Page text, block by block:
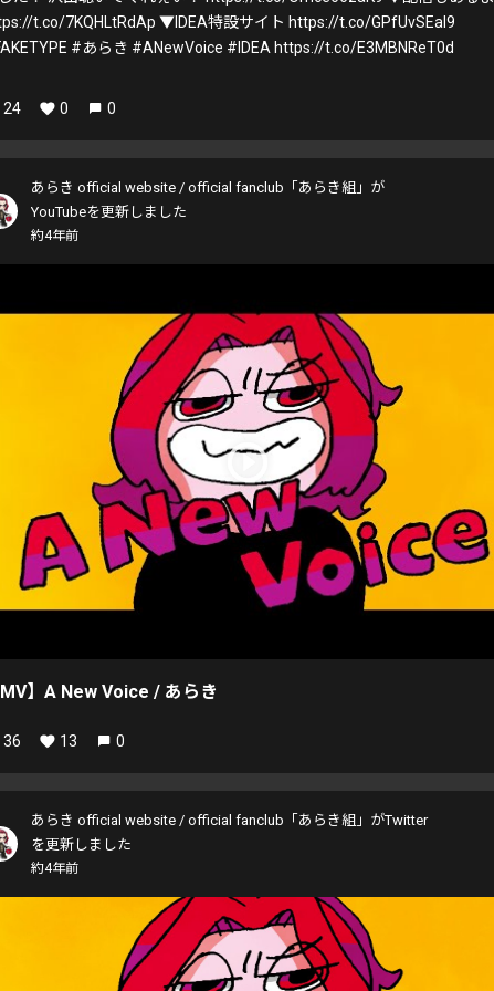
t.co/7KQHLtRdAp ▼IDEA特設サイト https://t.co/GPfUvSEaI9
#あらき #ANewVoice #IDEA https://t.co/E3MBNReT0d
24 0 0
あらき official website / official fanclub「あらき組」が
YouTubeを更新しました
約4年前
】A New Voice / あらき
36 13 0
あらき official website / official fanclub「あらき組」がTwitter
を更新しました
約4年前